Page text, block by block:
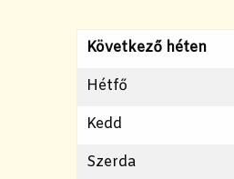
Következő héten
Hétfő
Kedd
Szerda